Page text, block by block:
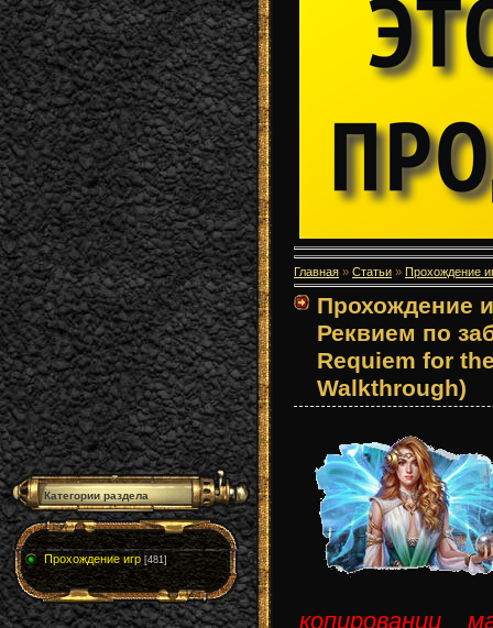
Категории раздела
Прохождение игр [481]
Главная » Статьи » Прохождение
Прохождение
Реквием по
Requiem for
Walkthrough)
копировании